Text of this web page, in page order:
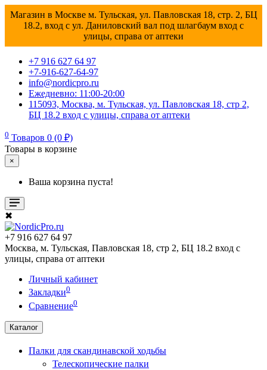
Магазин в Москве м. Тульская, ул. Павловская 18, стр. 2, БЦ
18.2, вход с ул. Даниловский вал под шлагбаум вход с
улицы, справа от аптеки
+7 916 627 64 97
+7-916-627-64-97
info@nordicpro.ru
Ежедневно: 11:00-20:00
115093, Москва, м. Тульская, ул. Павловская 18, стр 2,
БЦ 18.2 вход с улицы, справа от аптеки
0 Товаров 0 (0 ₽)
Товары в корзине
×
Ваша корзина пуста!
✖
+7 916 627 64 97
Москва, м. Тульская, Павловская 18, стр 2, БЦ 18.2 вход с
улицы, справа от аптеки
Личный кабинет
Закладки0
Сравнение0
Каталог
Палки для скандинавской ходьбы
Телескопические палки